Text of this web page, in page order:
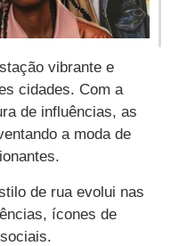
vibrante e
cidades. Com a
de influências, as
a moda de
de rua evolui nas
ícones de